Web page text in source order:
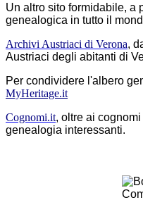
Un altro sito formidabile, a
genealogica in tutto il
Archivi Austriaci di Verona,
Austriaci degli abitanti di
Per condividere l'albero
MyHeritage.it
Cognomi.it, oltre ai
genealogia interessanti.